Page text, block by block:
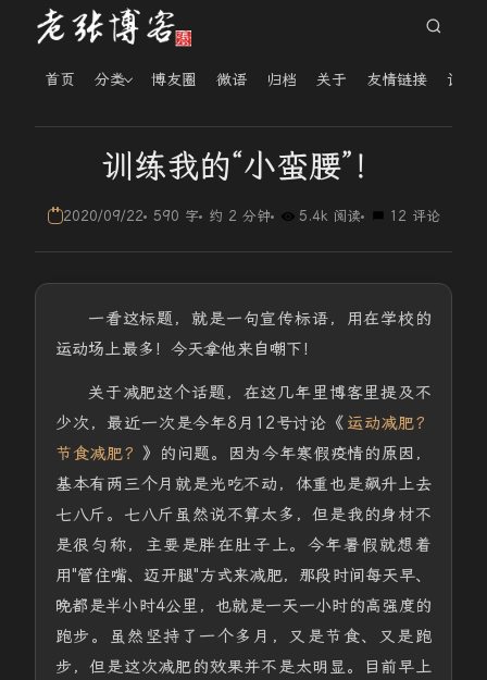
首页 分类 博友圈 微语 归档 关于 友情链接 读者
训练我的“小蛮腰”！
2020/09/22 590 字 约 2 分钟 5.4k 阅读 12 评论
一看这标题，就是一句宣传标语，用在学校的
运动场上最多！今天拿他来自嘲下！
关于减肥这个话题，在这几年里博客里提及不
少次，最近一次是今年8月12号讨论《 运动减肥？
节食减肥？ 》的问题。因为今年寒假疫情的原因，
基本有两三个月就是光吃不动，体重也是飙升上去
七八斤。七八斤虽然说不算太多，但是我的身材不
是很匀称，主要是胖在肚子上。今年暑假就想着
用"管住嘴、迈开腿"方式来减肥，那段时间每天早、
晚都是半小时4公里，也就是一天一小时的高强度的
跑步。虽然坚持了一个多月，又是节食、又是跑
步，但是这次减肥的效果并不是太明显。目前早上